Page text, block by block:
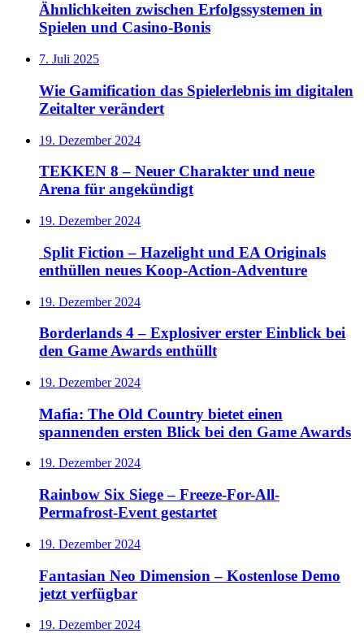
Ähnlichkeiten zwischen Erfolgssystemen in
Spielen und Casino‑Bonis
7. Juli 2025
Wie Gamification das Spielerlebnis im digitalen
Zeitalter verändert
19. Dezember 2024
TEKKEN 8 – Neuer Charakter und neue
Arena für angekündigt
19. Dezember 2024
Split Fiction – Hazelight und EA Originals
enthüllen neues Koop-Action-Adventure
19. Dezember 2024
Borderlands 4 – Explosiver erster Einblick bei
den Game Awards enthüllt
19. Dezember 2024
Mafia: The Old Country bietet einen
spannenden ersten Blick bei den Game Awards
19. Dezember 2024
Rainbow Six Siege – Freeze-For-All-
Permafrost-Event gestartet
19. Dezember 2024
Fantasian Neo Dimension – Kostenlose Demo
jetzt verfügbar
19. Dezember 2024